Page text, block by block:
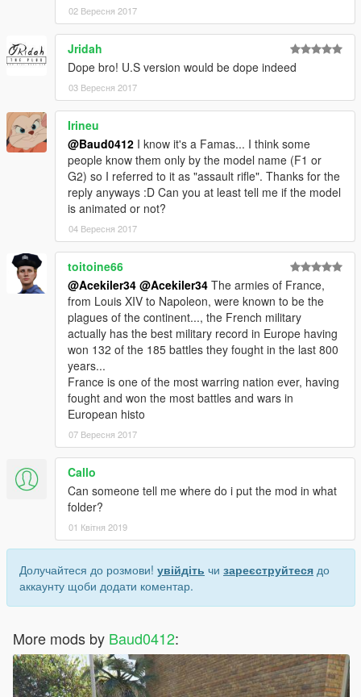
02 Вересня 2017
Jridah
Dope bro! U.S version would be dope indeed
03 Вересня 2017
Irineu
@Baud0412 I know it's a Famas... I think some
people know them only by the model name (F1 or
G2) so I referred to it as "assault rifle". Thanks for the
reply anyways :D Can you at least tell me if the model
is animated or not?
04 Вересня 2017
toitoine66
@Acekiler34 @Acekiler34 The armies of France,
from Louis XIV to Napoleon, were known to be the
plagues of the continent..., the French military
actually has the best military record in Europe having
won 132 of the 185 battles they fought in the last 800
years...
France is one of the most warring nation ever, having
fought and won the most battles and wars in
European histo
07 Вересня 2017
Callo
Can someone tell me where do i put the mod in what
folder?
01 Квітня 2019
Долучайтеся до розмови! увійдіть чи зареєструйтеся до
аккаунту щоби додати коментар.
More mods by Baud0412: